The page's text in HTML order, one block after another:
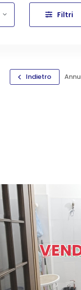
Filtri
Indietro